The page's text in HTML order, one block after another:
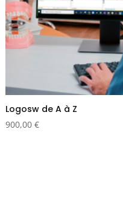
Logosw de A à Z
900,00 €